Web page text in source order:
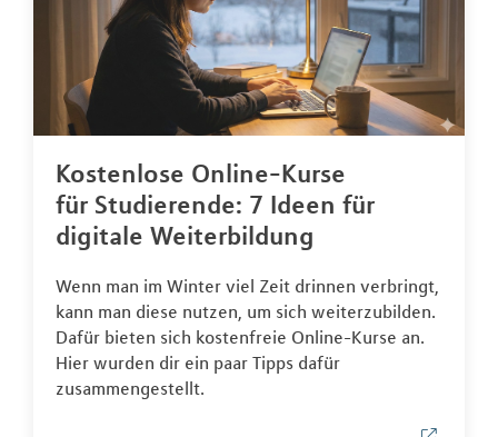
Kostenlose Online-Kurse
für Studierende: 7 Ideen für
digitale Weiterbildung
Wenn man im Winter viel Zeit drinnen verbringt,
kann man diese nutzen, um sich weiterzubilden.
Dafür bieten sich kostenfreie Online-Kurse an.
Hier wurden dir ein paar Tipps dafür
zusammengestellt.